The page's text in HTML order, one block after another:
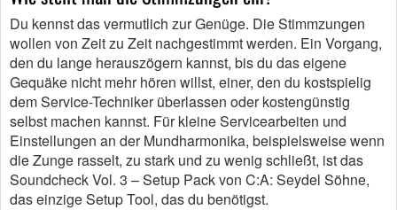
Du kennst das vermutlich zur Genüge. Die Stimmzungen
wollen von Zeit zu Zeit nachgestimmt werden. Ein Vorgang,
den du lange herauszögern kannst, bis du das eigene
Gequäke nicht mehr hören willst, einer, den du kostspielig
dem Service-Techniker überlassen oder kostengünstig
selbst machen kannst. Für kleine Servicearbeiten und
Einstellungen an der Mundharmonika, beispielsweise wenn
die Zunge rasselt, zu stark und zu wenig schließt, ist das
Soundcheck Vol. 3 – Setup Pack von C:A: Seydel Söhne,
das einzige Setup Tool, das du benötigst.